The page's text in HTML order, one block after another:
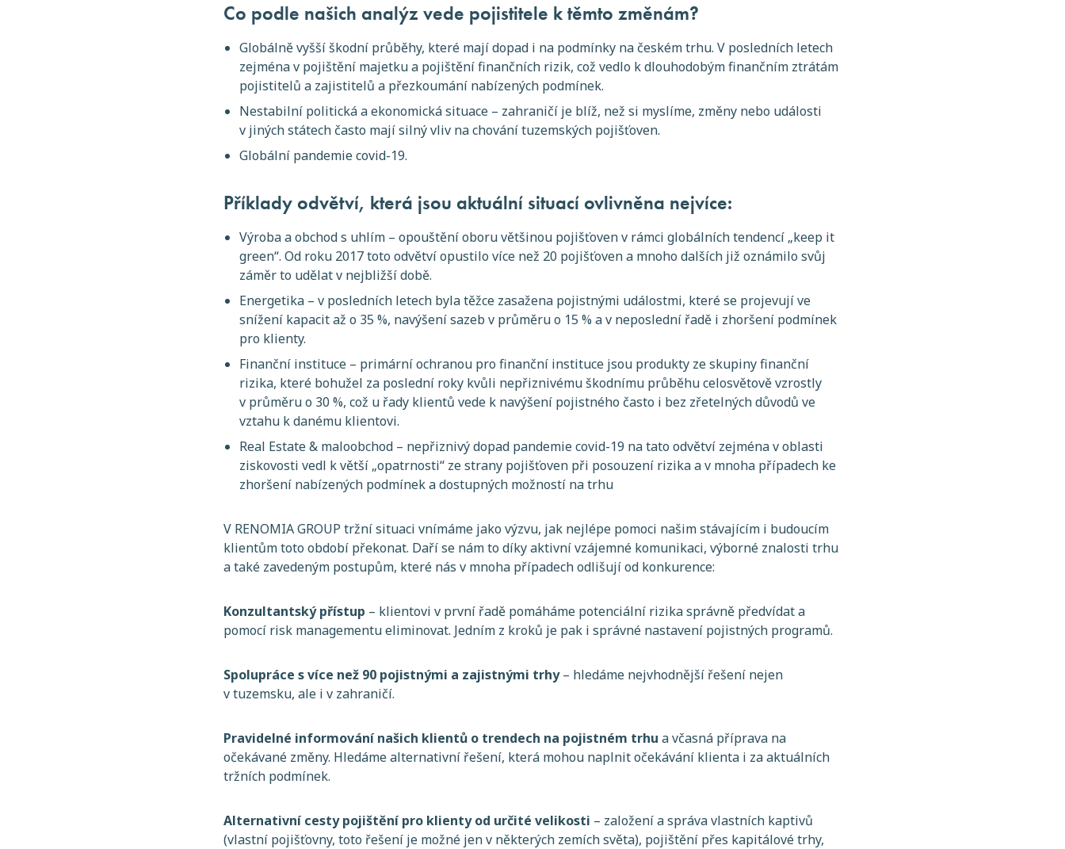
Co podle našich analýz vede pojistitele k těmto změnám?
Globálně vyšší škodní průběhy, které mají dopad i na podmínky na českém trhu. V posledních letech
zejména v pojištění majetku a pojištění finančních rizik, což vedlo k dlouhodobým finančním ztrátám
pojistitelů a zajistitelů a přezkoumání nabízených podmínek.
Nestabilní politická a ekonomická situace – zahraničí je blíž, než si myslíme, změny nebo události
v jiných státech často mají silný vliv na chování tuzemských pojišťoven.
Globální pandemie covid-19.
Příklady odvětví, která jsou aktuální situací ovlivněna nejvíce:
Výroba a obchod s uhlím – opouštění oboru většinou pojišťoven v rámci globálních tendencí „keep it
green“. Od roku 2017 toto odvětví opustilo více než 20 pojišťoven a mnoho dalších již oznámilo svůj
záměr to udělat v nejbližší době.
Energetika – v posledních letech byla těžce zasažena pojistnými událostmi, které se projevují ve
snížení kapacit až o 35 %, navýšení sazeb v průměru o 15 % a v neposlední řadě i zhoršení podmínek
pro klienty.
Finanční instituce – primární ochranou pro finanční instituce jsou produkty ze skupiny finanční
rizika, které bohužel za poslední roky kvůli nepřiznivému škodnímu průběhu celosvětově vzrostly
v průměru o 30 %, což u řady klientů vede k navýšení pojistného často i bez zřetelných důvodů ve
vztahu k danému klientovi.
Real Estate & maloobchod – nepřiznivý dopad pandemie covid-19 na tato odvětví zejména v oblasti
ziskovosti vedl k větší „opatrnosti“ ze strany pojišťoven při posouzení rizika a v mnoha případech ke
zhoršení nabízených podmínek a dostupných možností na trhu
V RENOMIA GROUP tržní situaci vnímáme jako výzvu, jak nejlépe pomoci našim stávajícím i budoucím
klientům toto období překonat. Daří se nám to díky aktivní vzájemné komunikaci, výborné znalosti trhu
a také zavedeným postupům, které nás v mnoha případech odlišují od konkurence:
Konzultantský přístup – klientovi v první řadě pomáháme potenciální rizika správně předvídat a
pomocí risk managementu eliminovat. Jedním z kroků je pak i správné nastavení pojistných programů.
Spolupráce s více než 90 pojistnými a zajistnými trhy– hledáme nejvhodnější řešení nejen
v tuzemsku, ale i v zahraničí.
Pravidelné informování našich klientů o trendech na pojistném trhu a včasná příprava na
očekávané změny. Hledáme alternativní řešení, která mohou naplnit očekávání klienta i za aktuálních
tržních podmínek.
Alternativní cesty pojištění pro klienty od určité velikosti – založení a správa vlastních kaptivů
(vlastní pojišťovny, toto řešení je možné jen v některých zemích světa), pojištění přes kapitálové trhy,